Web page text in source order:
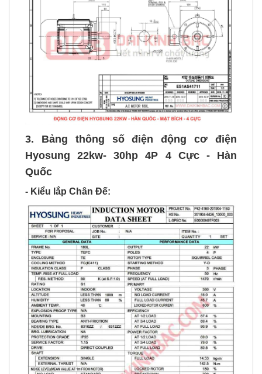
3. Bảng thông số điện động cơ điện
Hyosung 22kw- 30hp 4P 4 Cực - Hàn
Quốc
- Kiểu lắp Chân Đế: